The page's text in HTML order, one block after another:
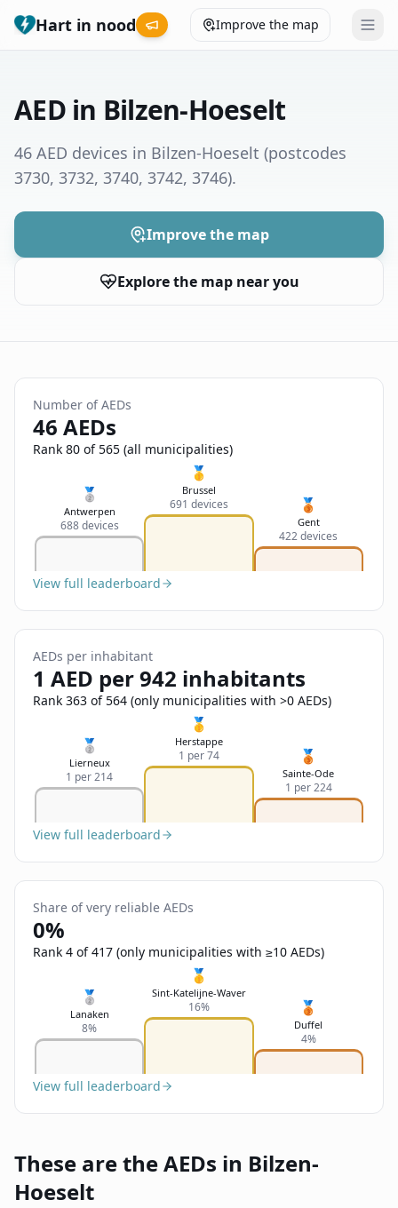
Hart in nood Improve the map
Municipalities
Give feedback
Send Feedback
Nederlands
Français
English
AED in Bilzen-Hoeselt
46 AED devices in Bilzen-Hoeselt (postcodes
3730, 3732, 3740, 3742, 3746).
Improve the map
Explore the map near you
Number of AEDs
46 AEDs
Rank 80 of 565 (all municipalities)
🥈
Antwerpen
688 devices
🥇
Brussel
691 devices 🥉
Gent
422 devices
View full leaderboard
AEDs per inhabitant
1 AED per 942 inhabitants
Rank 363 of 564 (only municipalities with >0 AEDs)
🥈
Lierneux
1 per 214
🥇
Herstappe
1 per 74 🥉
Sainte-Ode
1 per 224
View full leaderboard
Share of very reliable AEDs
0%
Rank 4 of 417 (only municipalities with ≥10 AEDs)
🥈
Lanaken
8%
🥇
Sint-Katelijne-Waver
16% 🥉
Duffel
4%
View full leaderboard
These are the AEDs in Bilzen-
Hoeselt